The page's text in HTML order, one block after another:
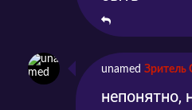
unamed Зритель
непонятно,